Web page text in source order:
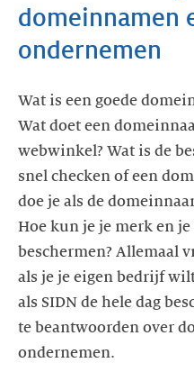
domeinnamen
ondernemen
Wat is een goede
Wat doet een
webwinkel? Wat is de
snel checken of een
doe je als de
Hoe kun je je merk en
beschermen? Allemaal
als je je eigen bedrijf
als SIDN de hele dag
te beantwoorden over
ondernemen.